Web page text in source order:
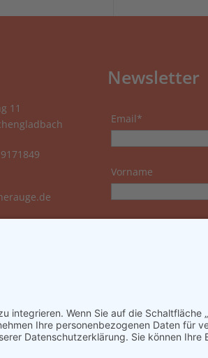
11
Newsletter
Email*
Vorname